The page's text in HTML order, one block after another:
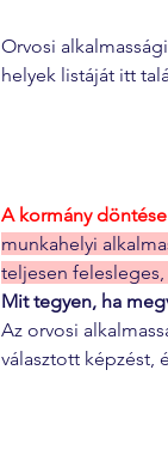
Orvosi
helyek listáját itt
A kormány
munkahelyi
teljesen felesleges,
Mit tegyen, ha
Az orvosi
választott képzést,